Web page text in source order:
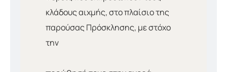
κλάδους αιχμής, στο πλαίσιο της
παρούσας Πρόσκλησης, με στόχο
την